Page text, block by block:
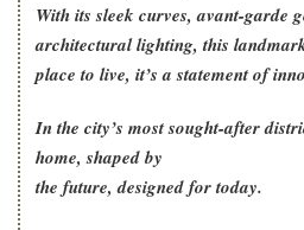
With its sleek curves, avant-garde
architectural lighting, this
place to live, it’s a statement of
In the city’s most sought-after
home, shaped by
the future, designed for today.